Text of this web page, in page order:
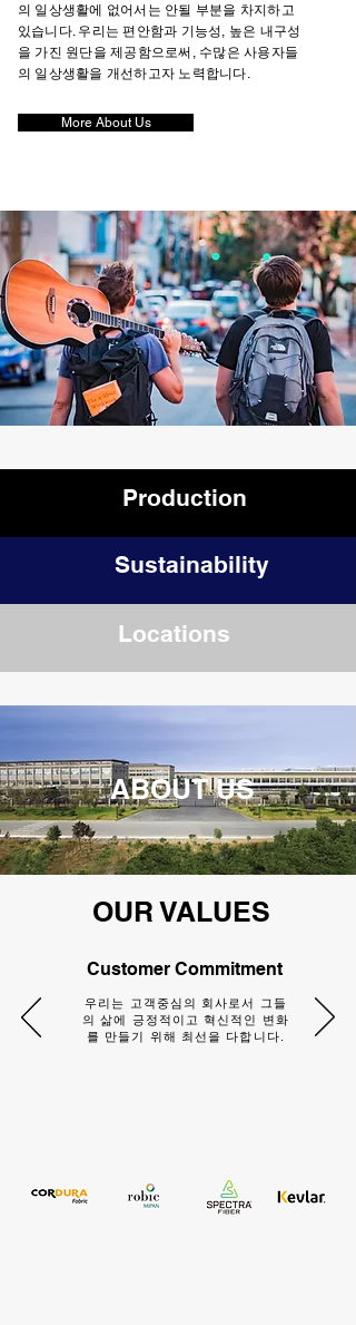
의 일상생활에 없어서는 안될 부분을 차지하고
있습니다. 우리는 편안함과 기능성, 높은 내구성
을 가진 원단을 제공함으로써, 수많은 사용자들
의 일상생활을 개선하고자 노력합니다.
More About Us
Production
Sustainability
Locations
ABOUT US
OUR VALUES
Customer Commitment
우리는 고객중심의 회사로서 그들
의 삶에 긍정적이고 혁신적인 변화
를 만들기 위해 최선을 다합니다.